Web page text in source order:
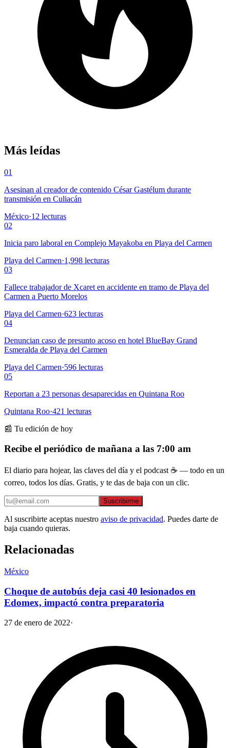
Más leídas
01
Asesinan al creador de contenido César Gastélum durante
transmisión en Culiacán
México·12 lecturas
02
Inicia paro laboral en Complejo Mayakoba en Playa del Carmen
Playa del Carmen·1,998 lecturas
03
Fallece trabajador de Xcaret en accidente en tramo de Playa del
Carmen a Puerto Morelos
Playa del Carmen·623 lecturas
04
Denuncian caso de presunto acoso en hotel BlueBay Grand
Esmeralda de Playa del Carmen
Playa del Carmen·596 lecturas
05
Reportan a 23 personas desaparecidas en Quintana Roo
Quintana Roo·421 lecturas
📰 Tu edición de hoy
Recibe el periódico de mañana a las 7:00 am
El diario para hojear, las claves del día y el podcast ☕ — todo en un
correo, todos los días. Gratis, y te das de baja con un clic.
Suscribirme
Al suscribirte aceptas nuestro aviso de privacidad. Puedes darte de
baja cuando quieras.
Relacionadas
México
Choque de autobús deja casi 40 lesionados en
Edomex, impactó contra preparatoria
27 de enero de 2022·